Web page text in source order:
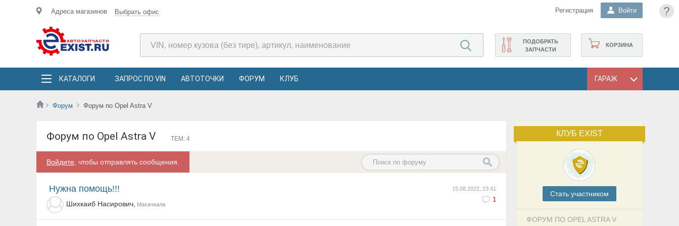
?
Адреса магазинов Выбрать офис Регистрация Войти
КОРЗИНА
ПОДОБРАТЬ
ЗАПЧАСТИ
КАТАЛОГИ ЗАПРОС ПО VIN АВТОТОЧКИ ФОРУМ КЛУБ ГАРАЖ
Форум Форум по Opel Astra V
КЛУБ EXIST
Cтать участником
ФОРУМ ПО OPEL ASTRA V
Форум по Opel Astra V ТЕМ: 4
Войдите , чтобы отправлять сообщения.
15.08.2022, 23:41
1
Нужна помощь!!!
Шихкаиб Насирович, Махачкала